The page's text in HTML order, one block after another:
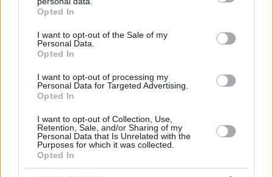
grant or deny consent to Google and its third-party tags to
use your data for below specified purposes in below Google
consent section.
Opted In
I want to opt-out of the Sale of my
Personal Data.
Opted In
I want to opt-out of processing my
Personal Data for Targeted Advertising.
Opted In
I want to opt-out of Collection, Use,
Retention, Sale, and/or Sharing of my
Personal Data that Is Unrelated with the
Purposes for which it was collected.
Opted In
πρόσβαση σε χάρτες ενεργών εστιών,
προβλέψεις εξάπλωσης και αναλυτικά
γεωχωρικά δεδομένα που υποστηρίζουν τη
λήψη αποφάσεων στο πεδίο.
και οπτικών δορυφόρων συγκεντρώνονται στον
Κυβερνητικό Κόμβο Παρατήρησης της Γης
(Governmental EO Hub), δημιουργώντας ένα
ενιαίο εθνικό περιβάλλον διαχείρισης και